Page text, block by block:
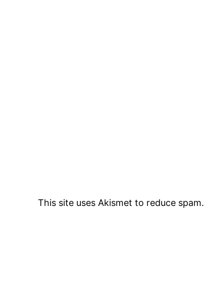
This site uses Akismet to reduce spam.